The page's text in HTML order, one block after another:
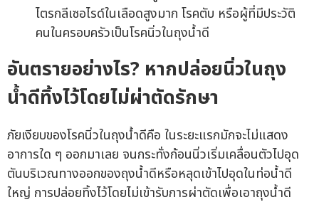
ไตรกลีเซอไรด์ในเลือดสูงมาก โรคตับ หรือผู้ที่มีประวัติ
คนในครอบครัวเป็นโรคนิ่วในถุงน้ำดี
อันตรายอย่างไร? หากปล่อยนิ่วในถุง
น้ำดีทิ้งไว้โดยไม่ผ่าตัดรักษา
ภัยเงียบของโรคนิ่วในถุงน้ำดีคือ ในระยะแรกมักจะไม่แสดง
อาการใด ๆ ออกมาเลย จนกระทั่งก้อนนิ่วเริ่มเคลื่อนตัวไปอุด
ตันบริเวณทางออกของถุงน้ำดีหรือหลุดเข้าไปอุดในท่อน้ำดี
ใหญ่ การปล่อยทิ้งไว้โดยไม่เข้ารับการผ่าตัดเพื่อเอาถุงน้ำดี